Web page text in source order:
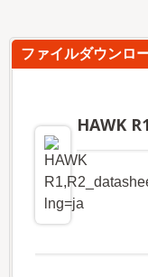
ファイルダウンロ
HAWK